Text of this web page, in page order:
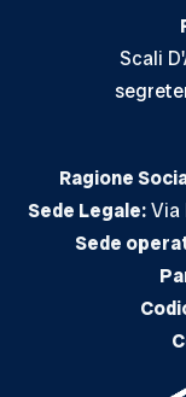
Scali
Ragione
Sede Legale:Via
Sede